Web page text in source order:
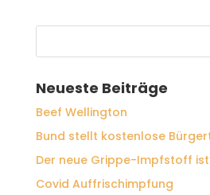
Neueste Beiträge
Beef Wellington
Bund stellt kostenlose
Der neue Grippe-Impfstoff
Covid Auffrischimpfung